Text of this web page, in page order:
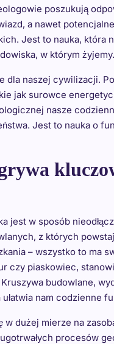
poszukują
a nawet
Jest to nauka,
w którym żyjemy.
naszej cywilizacji.
jak surowce
nasze
Jest to nauka o
jest w sposób
z których
– wszystko to ma
czy piaskowiec,
budowlane,
nam codzienne
w dużej mierze na
procesów